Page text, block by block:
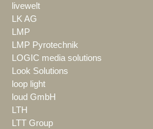
livewelt
LK AG
LMP
LMP Pyrotechnik
LOGIC media solutions
Look Solutions
loop light
loud GmbH
LTH
LTT Group